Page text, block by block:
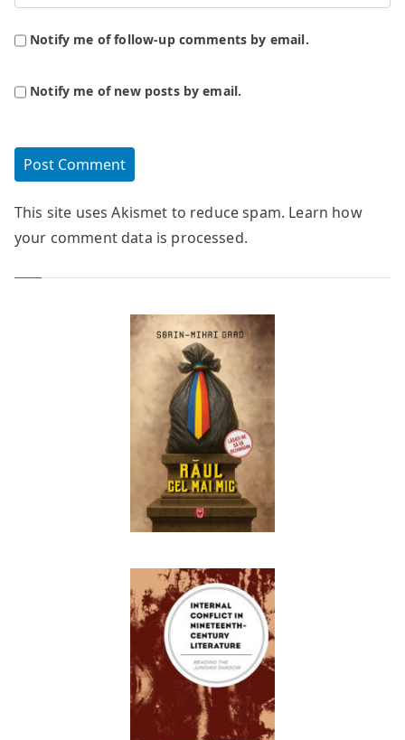
Notify me of follow-up comments by email.
Notify me of new posts by email.
This site uses Akismet to reduce spam. Learn how
your comment data is processed.